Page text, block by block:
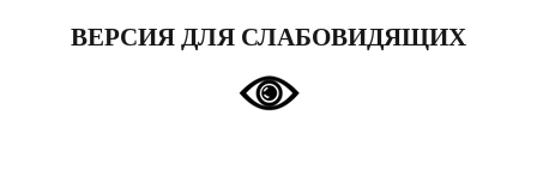
ВЕРСИЯ ДЛЯ СЛАБОВИДЯЩИХ